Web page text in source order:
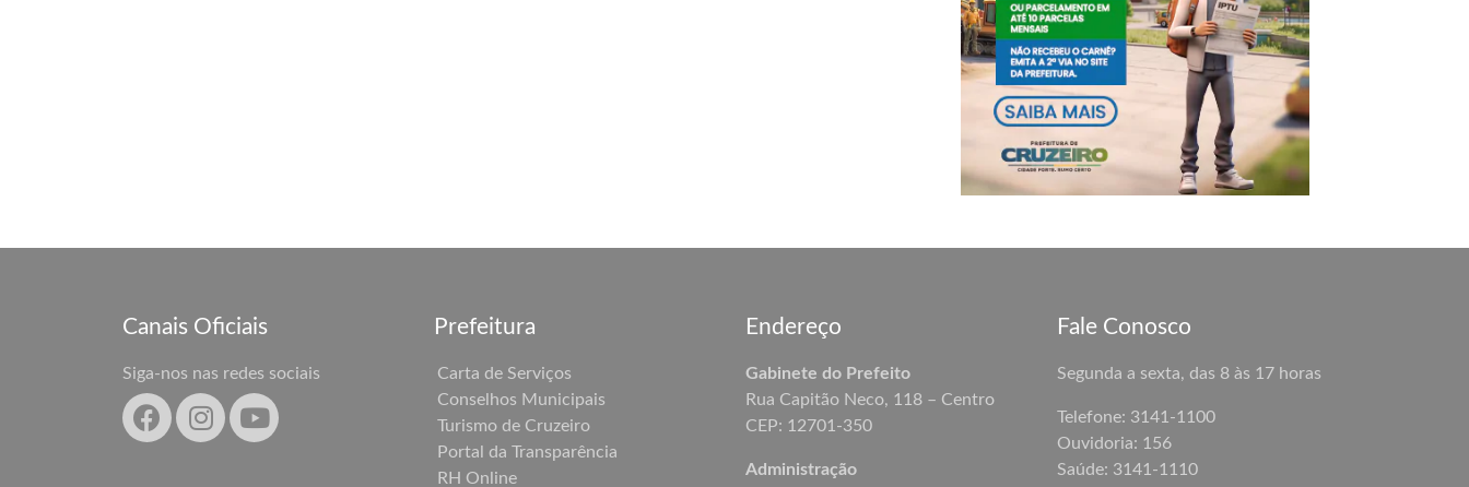
Canais Oficiais
Siga-nos nas redes sociais
Prefeitura
Carta de Serviços
Conselhos Municipais
Turismo de Cruzeiro
Portal da Transparência
RH Online
Endereço
Gabinete do Prefeito
Rua Capitão Neco, 118 – Centro
CEP: 12701-350
Administração
Fale Conosco
Segunda a sexta, das 8 às 17 horas
Telefone: 3141-1100
Ouvidoria: 156
Saúde: 3141-1110